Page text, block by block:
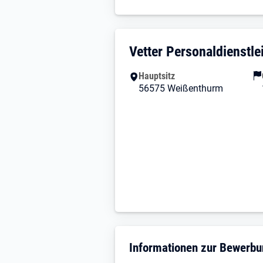
Vetter
Hauptsitz
56575 Weißenthurm
Informationen zur